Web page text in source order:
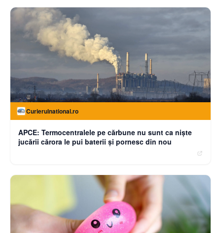
Curierulnational.ro
APCE: Termocentralele pe cărbune nu sunt ca niște
jucării cărora le pui baterii și pornesc din nou